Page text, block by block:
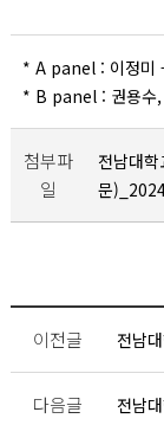
* A panel : 이정미
* B panel : 권용수
첨부파
일
전남대
문
이전글 전남
다음글 전남